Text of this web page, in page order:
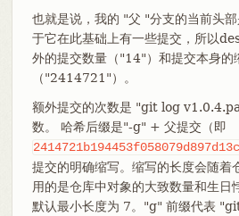
也就是说，我的 "父 "分支的当前头
于它在此基础上有一些提交，所以
外的提交数量（"14"）和提交本身的
（"2414721"）。
额外提交的次数是 "git log
数。 哈希后缀是"-g" + 父提交（即
提交的明确缩写。缩写的长度会随着
用的是仓库中对象的大致数量和生日
默认最小长度为 7。"g" 前缀代表